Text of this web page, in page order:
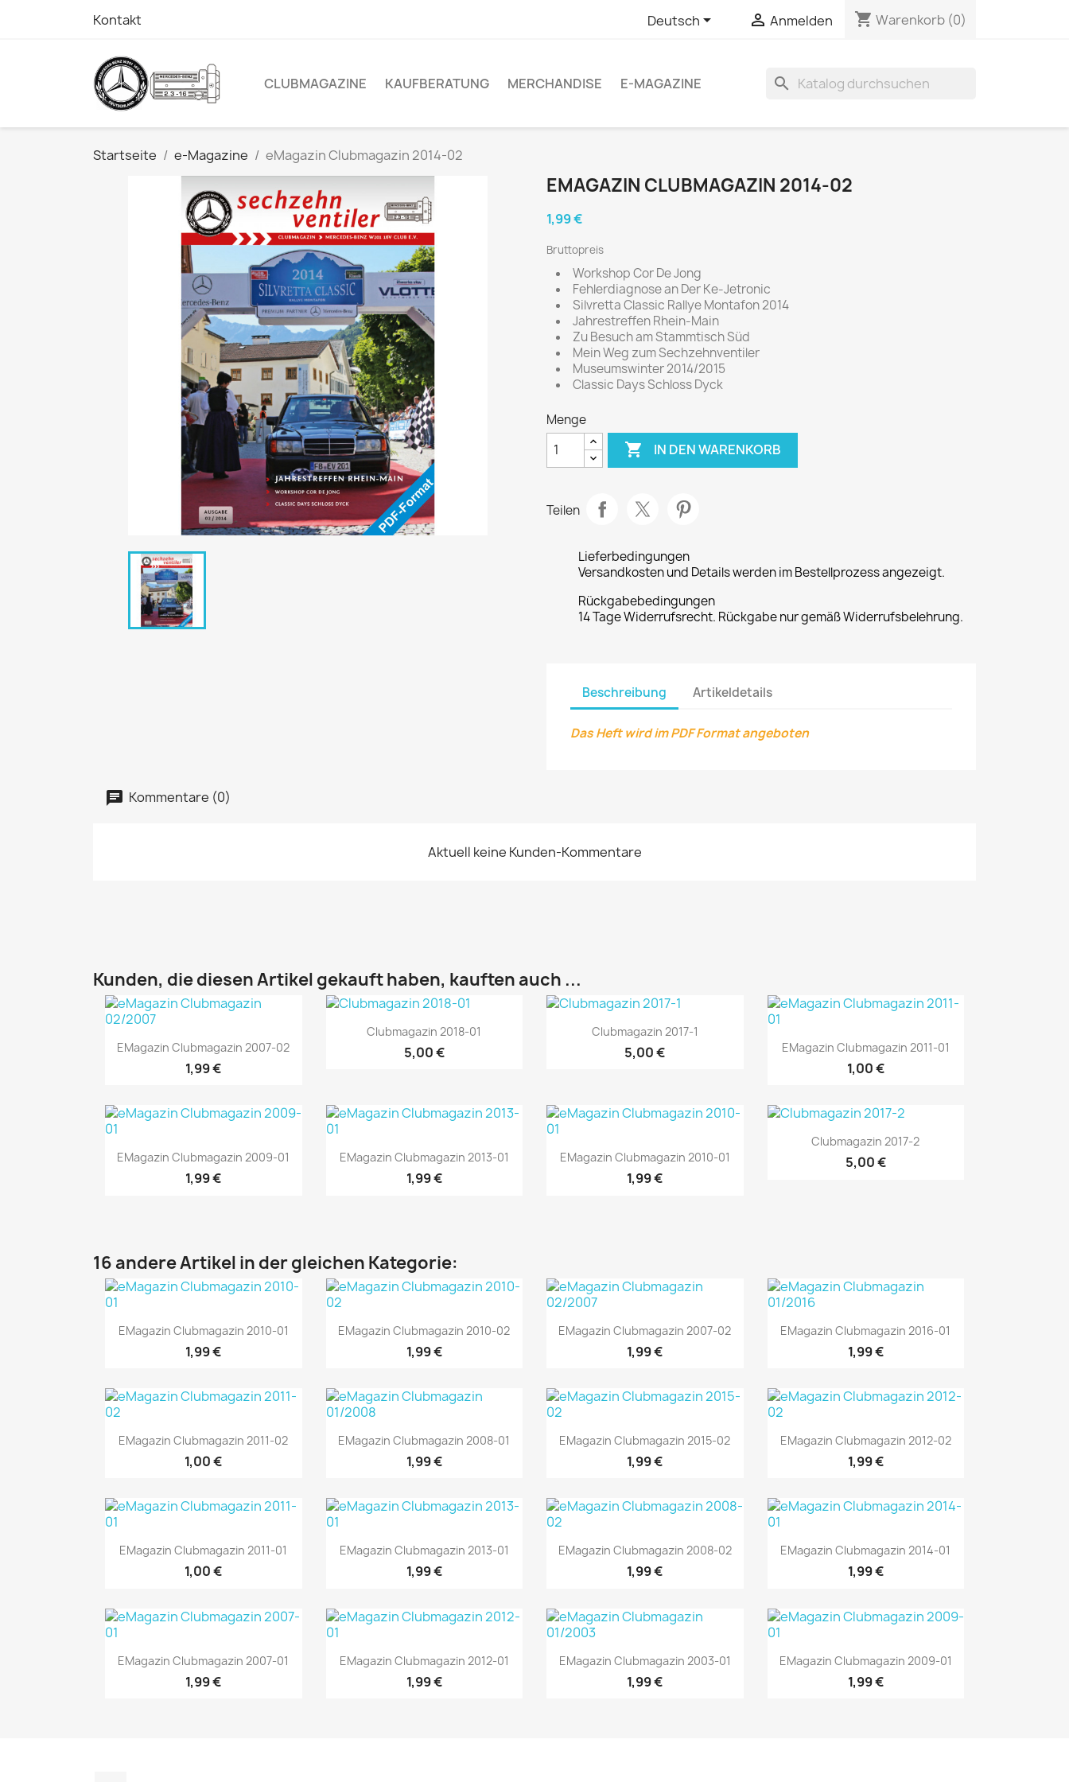
Kontakt Deutsch  Anmelden shopping_cart Warenkorb (0)
CLUBMAGAZINE KAUFBERATUNG MERCHANDISE E-MAGAZINE search
Startseite e-Magazine eMagazin Clubmagazin 2014-02
EMAGAZIN CLUBMAGAZIN 2014-02
1,99 €
Bruttopreis
Workshop Cor De Jong
Fehlerdiagnose an Der Ke-Jetronic
Silvretta Classic Rallye Montafon 2014
Jahrestreffen Rhein-Main
Zu Besuch am Stammtisch Süd
Mein Weg zum Sechzehnventiler
Museumswinter 2014/2015
Classic Days Schloss Dyck
Menge
 IN DEN WARENKORB
Teilen
Lieferbedingungen
Versandkosten und Details werden im Bestellprozess angezeigt.
Rückgabebedingungen
14 Tage Widerrufsrecht. Rückgabe nur gemäß Widerrufsbelehrung.
Beschreibung Artikeldetails
Das Heft wird im PDF Format angeboten
Kommentare (0)
Aktuell keine Kunden-Kommentare
Kunden, die diesen Artikel gekauft haben, kauften auch ...
Vorschau
EMagazin Clubmagazin 2007-02
1,99 €
Vorschau
Clubmagazin 2018-01
5,00 €
Vorschau
Clubmagazin 2017-1
5,00 € Vorschau
EMagazin Clubmagazin 2011-01
1,00 €
Vorschau
EMagazin Clubmagazin 2009-01
1,99 €
Vorschau
EMagazin Clubmagazin 2013-01
1,99 €
Vorschau
EMagazin Clubmagazin 2010-01
1,99 €
Vorschau
Clubmagazin 2017-2
5,00 €
16 andere Artikel in der gleichen Kategorie:
Vorschau
EMagazin Clubmagazin 2010-01
1,99 €
Vorschau
EMagazin Clubmagazin 2010-02
1,99 €
Vorschau
EMagazin Clubmagazin 2007-02
1,99 €
Vorschau
EMagazin Clubmagazin 2016-01
1,99 €
Vorschau
EMagazin Clubmagazin 2011-02
1,00 €
Vorschau
EMagazin Clubmagazin 2008-01
1,99 €
Vorschau
EMagazin Clubmagazin 2015-02
1,99 €
Vorschau
EMagazin Clubmagazin 2012-02
1,99 €
Vorschau
EMagazin Clubmagazin 2011-01
1,00 €
Vorschau
EMagazin Clubmagazin 2013-01
1,99 €
Vorschau
EMagazin Clubmagazin 2008-02
1,99 €
Vorschau
EMagazin Clubmagazin 2014-01
1,99 €
Vorschau
EMagazin Clubmagazin 2007-01
1,99 €
Vorschau
EMagazin Clubmagazin 2012-01
1,99 €
Vorschau
EMagazin Clubmagazin 2003-01
1,99 €
Vorschau
EMagazin Clubmagazin 2009-01
1,99 €